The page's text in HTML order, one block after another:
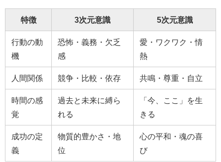
特徴 3次元意識 5次元意識
行動の動
機
恐怖・義務・欠乏
感
愛・ワクワク・情
熱
人間関係 競争・比較・依存 共鳴・尊重・自立
時間の感
覚
過去と未来に縛ら
れる
「今、ここ」を生
きる
成功の定
義
物質的豊かさ・地
位
心の平和・魂の喜
び